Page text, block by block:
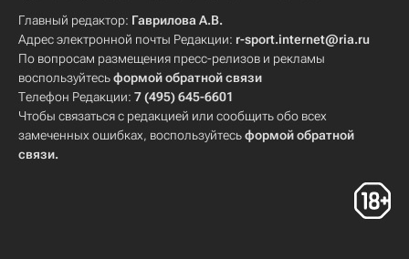
Главный редактор: Гаврилова А.В.
Адрес электронной почты Редакции: r-sport.internet@ria.ru
По вопросам размещения пресс-релизов и рекламы
воспользуйтесьформой обратной связи
Телефон Редакции: 7 (495) 645-6601
Чтобы связаться с редакцией или сообщить обо всех
замеченных ошибках, воспользуйтесьформой обратной
связи.